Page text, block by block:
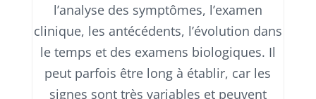
l’analyse des symptômes, l’examen
clinique, les antécédents, l’évolution dans
le temps et des examens biologiques. Il
peut parfois être long à établir, car les
signes sont très variables et peuvent